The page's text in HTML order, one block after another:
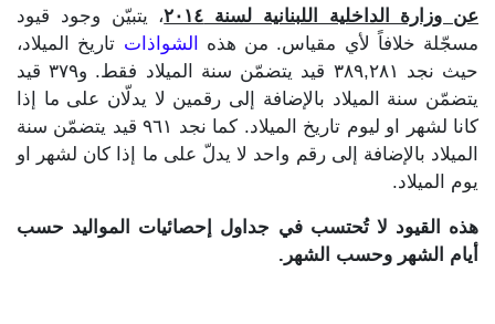
عن وزارة الداخلية اللبنانية لسنة ٢٠١٤
، يتبيّن وجود قيود
مسجّلة خلافاً لأي مقياس. من هذه
الشواذات تاريخ الميلاد،
حيث نجد ٣٨٩,٢٨١ قيد يتضمّن سنة الميلاد فقط. و٣٧٩ قيد
يتضمّن سنة الميلاد بالإضافة إلى رقمين لا يدلّان على ما إذا
كانا لشهر او ليوم تاريخ الميلاد. كما نجد ٩٦١ قيد يتضمّن سنة
الميلاد بالإضافة إلى رقم واحد لا يدلّ على ما إذا كان لشهر او
يوم الميلاد.
هذه القيود لا تُحتسب في جداول إحصائيات المواليد حسب
أيام الشهر وحسب الشهر.